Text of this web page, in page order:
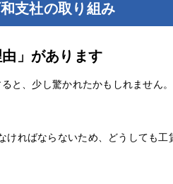
支社の取り組み
」があります
と、少し驚かれたかもしれません
ればならないため、どうしても